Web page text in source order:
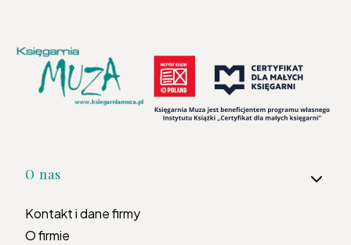
Linki w stopce
O nas
Kontakt i dane firmy
O firmie